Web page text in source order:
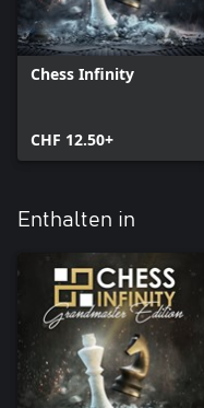
Chess Infinity
CHF 12.50+
Enthalten in